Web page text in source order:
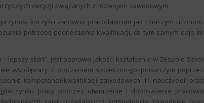
decyzji związanych z rozwojem zawodowym.
korzyści zarówno pracodawcom jak i naszym uczniom.
potrzebę podnoszenia kwalifikacji, co tym samym daje im
lepszy start”. jest poprawa jakości kształcenia w Zespole Szkół
współpracy z otoczeniem społeczno-gospodarczym poprzez
kompetencji/kwalifikacji zawodowych 11 nauczycieli oraz
rynku pracy poprzez utworzenie i doposażenie pracowni